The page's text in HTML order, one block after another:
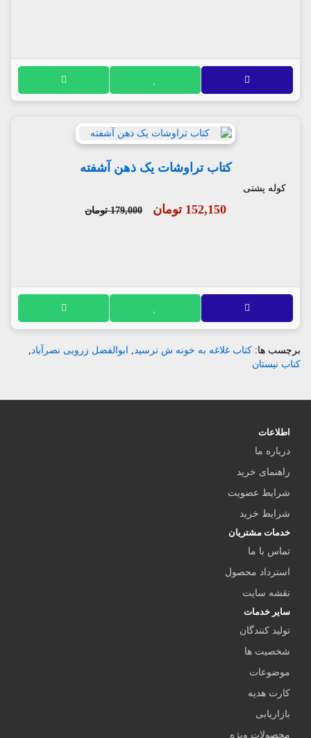
کتاب تراوشات یک ذهن آشفته
کوله پشتی
152,150 تومان 179,000 تومان
برچسب ها: کتاب غلاغه به خونه ش نرسید, ابوالفضل زرویی نصرآباد,
کتاب نیستان
اطلاعات
درباره ما
راهنمای خرید
شرایط عضویت
شرایط خرید
خدمات مشتریان
تماس با ما
استرداد محصول
نقشه سایت
سایر خدمات
تولید کنندگان
شخصیت ها
موضوعات
کارت هدیه
بازاریابی
محصولات ویژه